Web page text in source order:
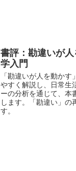
書評：勘違いが
学入門
「勘違いが人を動か
やすく解説し、日常生
ーの分析を通じて、本
します。「勘違い」の
す。